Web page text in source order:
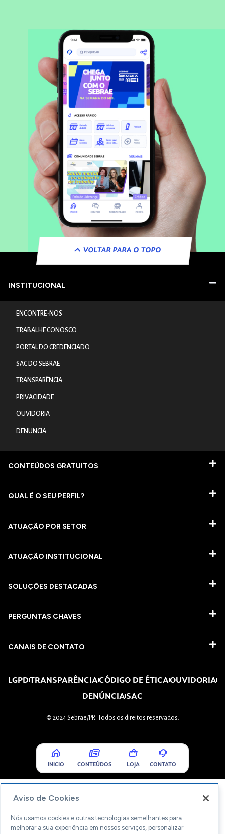
VOLTAR PARA O TOPO
INSTITUCIONAL
ENCONTRE-NOS
TRABALHE CONOSCO
PORTAL DO CREDENCIADO
SAC DO SEBRAE
TRANSPARÊNCIA
PRIVACIDADE
OUVIDORIA
DENUNCIA
CONTEÚDOS GRATUITOS
QUAL É O SEU PERFIL?
ATUAÇÃO POR SETOR
ATUAÇÃO INSTITUCIONAL
SOLUÇÕES DESTACADAS
PERGUNTAS CHAVES​
CANAIS DE CONTATO
LGPDTRANSPARÊNCIACÓDIGO DE ÉTICAOUVIDORIA
DENÚNCIASAC
© 2024 Sebrae/PR. Todos os direitos reservados.
INICIO CONTEÚDOS LOJA CONTATO
Aviso de Cookies
Nós usamos cookies e outras tecnologias semelhantes para
melhorar a sua experiência em nossos serviços, personalizar